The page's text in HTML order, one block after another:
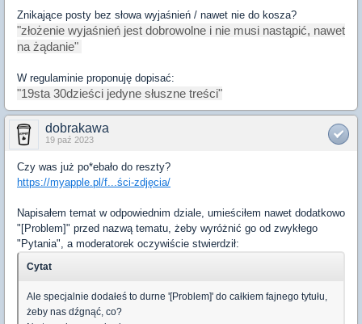
Znikające posty bez słowa wyjaśnień / nawet nie do kosza?
"złożenie wyjaśnień jest dobrowolne i nie musi nastąpić, nawet
na żądanie"
W regulaminie proponuję dopisać:
"19sta 30dzieści jedyne słuszne treści"
dobrakawa
19 paź 2023
Czy was już po*ebało do reszty?
https://myapple.pl/f...ści-zdjęcia/
Napisałem temat w odpowiednim dziale, umieściłem nawet dodatkowo
"[Problem]" przed nazwą tematu, żeby wyróżnić go od zwykłego
"Pytania", a moderatorek oczywiście stwierdził:
Cytat
Ale specjalnie dodałeś to durne '[Problem]' do całkiem fajnego tytułu,
żeby nas dźgnąć, co?